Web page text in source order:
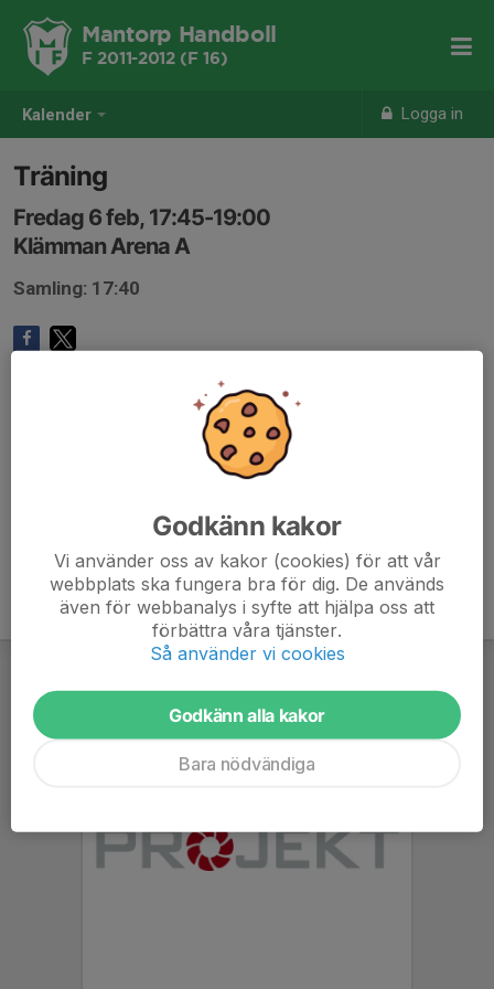
Kalender Logga in
Mantorp Handboll
F 2011-2012 (F 16)
Träning
Fredag 6 feb, 17:45-19:00
Klämman Arena A
Samling: 17:40
Godkänn kakor
Vi använder oss av kakor (cookies) för att vår
webbplats ska fungera bra för dig. De används
även för webbanalys i syfte att hjälpa oss att
förbättra våra tjänster.
Så använder vi cookies
Godkänn alla kakor
Bara nödvändiga